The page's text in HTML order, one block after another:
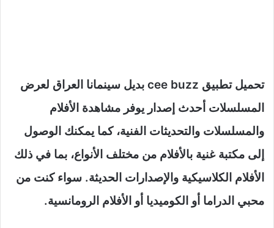
تحميل تطبيق cee buzz بديل سينمانا العراق لعرض
المسلسلات أحدث إصدار يوفر مشاهدة الأفلام
والمسلسلات والتحديثات الفنية، كما يمكنك الوصول
إلى مكتبة غنية بالأفلام من مختلف الأنواع، بما في ذلك
الأفلام الكلاسيكية والإصدارات الحديثة. سواء كنت من
محبي الدراما أو الكوميديا أو الأفلام الرومانسية.